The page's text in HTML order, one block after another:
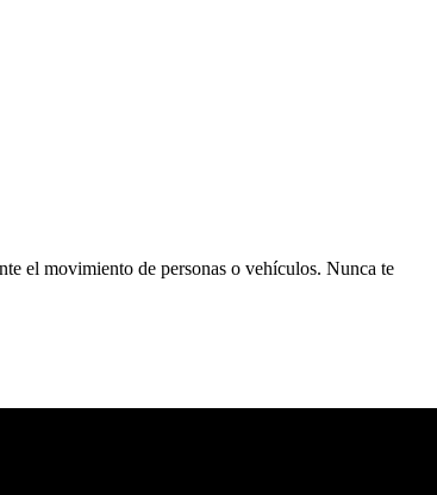
el movimiento de personas o vehículos. Nunca te